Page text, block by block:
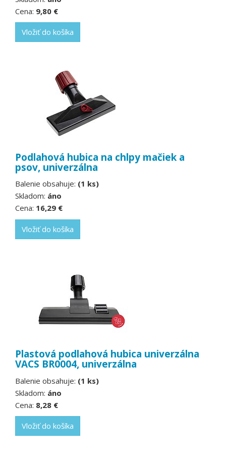
Cena: 9,80 €
Vložiť do košíka
Podlahová hubica na chlpy mačiek a
psov, univerzálna
Balenie obsahuje: (1 ks)
Skladom: áno
Cena: 16,29 €
Vložiť do košíka
Plastová podlahová hubica univerzálna
VACS BR0004, univerzálna
Balenie obsahuje: (1 ks)
Skladom: áno
Cena: 8,28 €
Vložiť do košíka